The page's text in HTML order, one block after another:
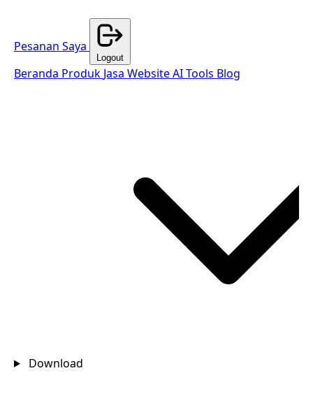
Pesanan Saya
Logout
Beranda Produk Jasa WebsiteAI Tools Blog
Download